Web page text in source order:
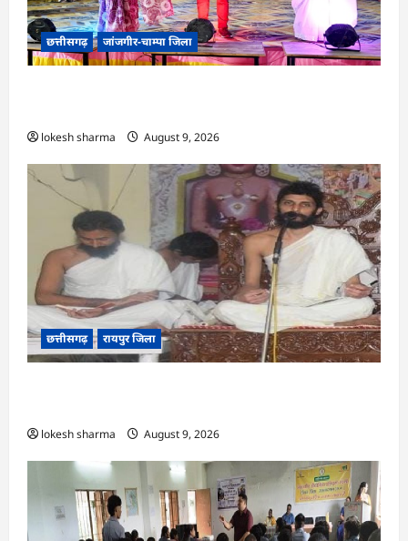
छत्तीसगढ़ जांजगीर-चाम्पा जिला
lokesh sharma August 9, 2026
छत्तीसगढ़ रायपुर जिला
lokesh sharma August 9, 2026